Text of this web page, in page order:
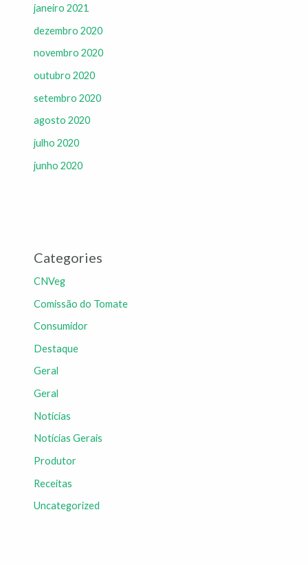
janeiro 2021
dezembro 2020
novembro 2020
outubro 2020
setembro 2020
agosto 2020
julho 2020
junho 2020
Categories
CNVeg
Comissão do Tomate
Consumidor
Destaque
Geral
Geral
Notícias
Notícias Gerais
Produtor
Receitas
Uncategorized